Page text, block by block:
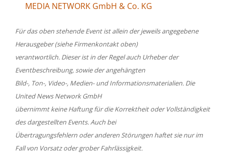
MEDIA NETWORK GmbH & Co. KG
Für das oben stehende Event ist allein der jeweils angegebene
Herausgeber (siehe Firmenkontakt oben)
verantwortlich. Dieser ist in der Regel auch Urheber der
Eventbeschreibung, sowie der angehängten
Bild-, Ton-, Video-, Medien- und Informationsmaterialien. Die
United News Network GmbH
übernimmt keine Haftung für die Korrektheit oder Vollständigkeit
des dargestellten Events. Auch bei
Übertragungsfehlern oder anderen Störungen haftet sie nur im
Fall von Vorsatz oder grober Fahrlässigkeit.